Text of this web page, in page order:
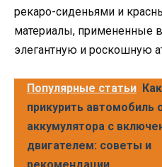
рекаро-сиденьями и
материалы, примененные
элегантную и роскошную
Популярные статьи
прикурить автомобиль
аккумулятора с
двигателем: советы и
рекомендации